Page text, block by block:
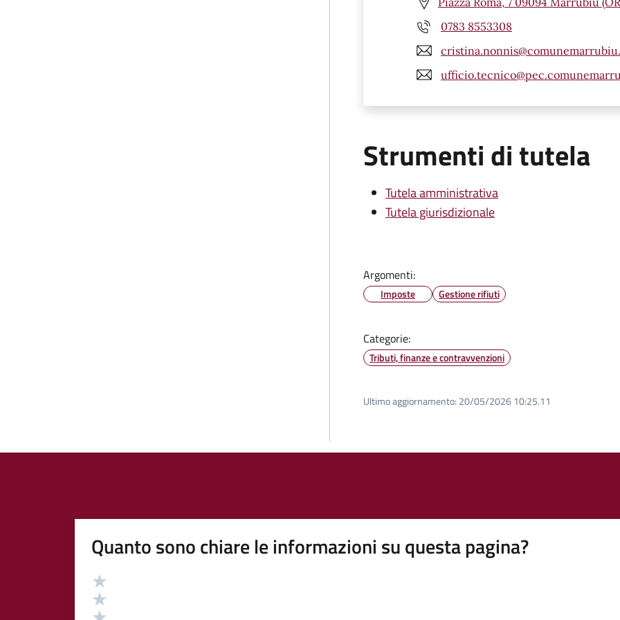
0783 8553308
Strumenti di tutela
Tutela amministrativa
Tutela giurisdizionale
Argomenti:
Imposte Gestione rifiuti
Categorie:
Tributi, finanze e contravvenzioni
Ultimo aggiornamento: 20/05/2026 10:25.11
Quanto sono chiare le informazioni su questa pagina?
Valutazione